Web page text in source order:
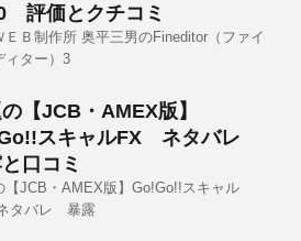
評価とクチコミ
ＥＢ制作所 奥平三男のFineditor（ファイ
ィター）3
【JCB・AMEX版】
スキャルFX ネタバレ
口コミ
【JCB・AMEX版】Go!Go!!スキャル
タバレ 暴露